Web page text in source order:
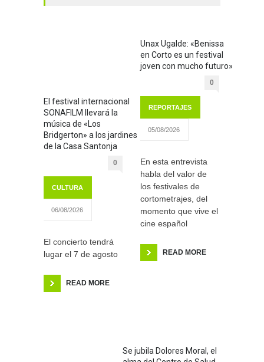
El festival internacional
SONAFILM llevará la
música de «Los
Bridgerton» a los jardines
de la Casa Santonja
0
CULTURA
06/08/2026
El concierto tendrá
lugar el 7 de agosto
READ MORE
Unax Ugalde: «Benissa
en Corto es un festival
joven con mucho futuro»
0
REPORTAJES
05/08/2026
En esta entrevista
habla del valor de
los festivales de
cortometrajes, del
momento que vive el
cine español
READ MORE
Se jubila Dolores Moral, el